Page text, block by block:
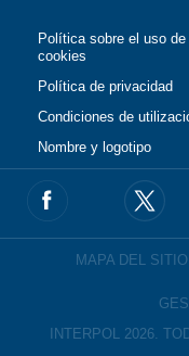
Política sobre el uso de
cookies
Política de privacidad
Condiciones de
Nombre y logotipo
MAPA DEL SITIO
INTERPOL 2026.